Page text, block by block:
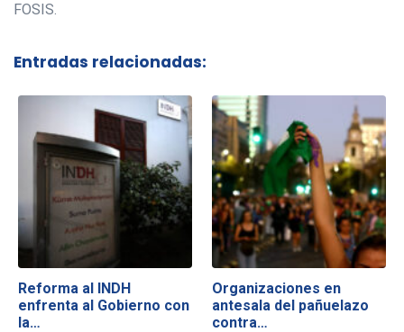
FOSIS.
Entradas relacionadas:
Reforma al INDH
enfrenta al Gobierno con
la…
Organizaciones en
antesala del pañuelazo
contra…